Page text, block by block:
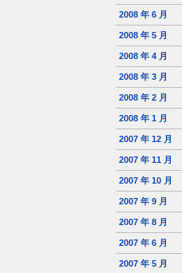
2008 年 6 月
2008 年 5 月
2008 年 4 月
2008 年 3 月
2008 年 2 月
2008 年 1 月
2007 年 12 月
2007 年 11 月
2007 年 10 月
2007 年 9 月
2007 年 8 月
2007 年 6 月
2007 年 5 月